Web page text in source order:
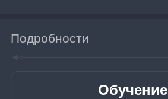
Подробности
Обучение